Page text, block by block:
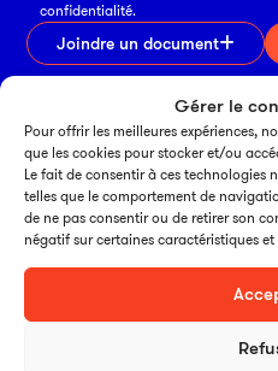
Gérer le
Pour offrir les meilleures expériences,
que les cookies pour stocker et/ou
Le fait de consentir à ces technologies
telles que le comportement de
de ne pas consentir ou de retirer son
négatif sur certaines caractéristiques
01 47 00 58 83
confidentialité.
Joindre un document
Vérification Anti-Robot
Clique ici pour